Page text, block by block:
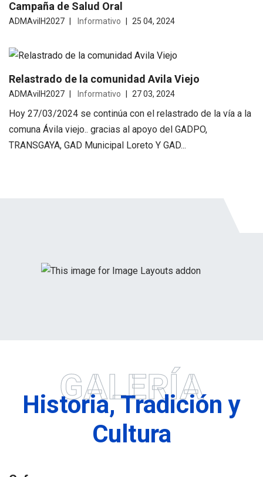
Campaña de Salud Oral
ADMAvilH2027 Informativo 25 04, 2024
Relastrado de la comunidad Avila Viejo
ADMAvilH2027 Informativo 27 03, 2024
Hoy 27/03/2024 se continúa con el relastrado de la vía a la
comuna Ávila viejo.. gracias al apoyo del GADPO,
TRANSGAYA, GAD Municipal Loreto Y GAD...
GALERÍA
Historia, Tradición y
Cultura